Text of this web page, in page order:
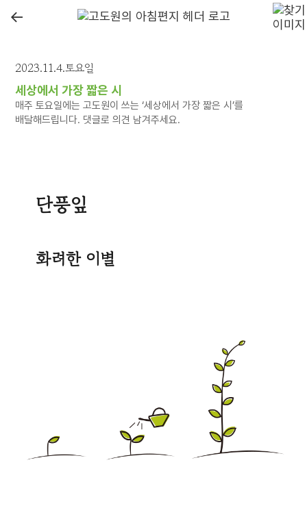
←
2023.11.4.토요일
세상에서 가장 짧은 시
매주 토요일에는 고도원이 쓰는 ‘세상에서 가장 짧은 시’를
배달해드립니다. 댓글로 의견 남겨주세요.
단풍잎
화려한 이별